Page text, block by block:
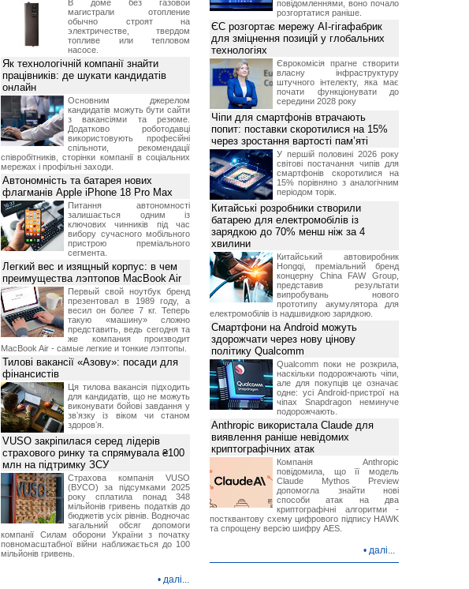
В доме без газовой
магистрали отопление
обычно строят на
электричестве, твердом
топливе или тепловом
насосе.
Як технологічній компанії знайти
працівників: де шукати кандидатів
онлайн
Основним джерелом
кандидатів можуть бути сайти
з вакансіями та резюме.
Додатково роботодавці
використовують професійні
спільноти, рекомендації
співробітників, сторінки компанії в соціальних
мережах і профільні заходи.
Автономність та батарея нових
флагманів Apple iPhone 18 Pro Max
Питання автономності
залишається одним із
ключових чинників під час
вибору сучасного мобільного
пристрою преміального
сегмента.
Легкий вес и изящный корпус: в чем
преимущества лэптопов MacBook Air
Первый свой ноутбук бренд
презентовал в 1989 году, а
весил он более 7 кг. Теперь
такую «машину» сложно
представить, ведь сегодня та
же компания производит
MacBook Air - самые легкие и тонкие лэптопы.
Тилові вакансії «Азову»: посади для
фінансистів
Ця тилова вакансія підходить
для кандидатів, що не можуть
виконувати бойові завдання у
звʼязку із віком чи станом
здоровʼя.
VUSO закріпилася серед лідерів
страхового ринку та спрямувала ₴100
млн на підтримку ЗСУ
Страхова компанія VUSO
(ВУСО) за підсумками 2025
року сплатила понад 348
мільйонів гривень податків до
бюджетів усіх рівнів. Водночас
загальний обсяг допомоги
компанії Силам оборони України з початку
повномасштабної війни наближається до 100
мільйонів гривень.
• далі...
повідомленнями, воно почало
розгортатися раніше.
ЄС розгортає мережу AI-гігафабрик
для зміцнення позицій у глобальних
технологіях
Єврокомісія прагне створити
власну інфраструктуру
штучного інтелекту, яка має
почати функціонувати до
середини 2028 року
Чіпи для смартфонів втрачають
попит: поставки скоротилися на 15%
через зростання вартості пам’яті
У першій половині 2026 року
світові постачання чипів для
смартфонів скоротилися на
15% порівняно з аналогічним
періодом торік.
Китайські розробники створили
батарею для електромобілів із
зарядкою до 70% менш ніж за 4
хвилини
Китайський автовиробник
Hongqi, преміальний бренд
концерну China FAW Group,
представив результати
випробувань нового
прототипу акумулятора для
електромобілів із надшвидкою зарядкою.
Смартфони на Android можуть
здорожчати через нову цінову
політику Qualcomm
Qualcomm поки не розкрила,
наскільки подорожчають чіпи,
але для покупців це означає
одне: усі Android-пристрої на
чіпах Snapdragon неминуче
подорожчають.
Anthropic використала Claude для
виявлення раніше невідомих
криптографічних атак
Компанія Anthropic
повідомила, що її модель
Claude Mythos Preview
допомогла знайти нові
способи атак на два
криптографічні алгоритми -
постквантову схему цифрового підпису HAWK
та спрощену версію шифру AES.
• далі...